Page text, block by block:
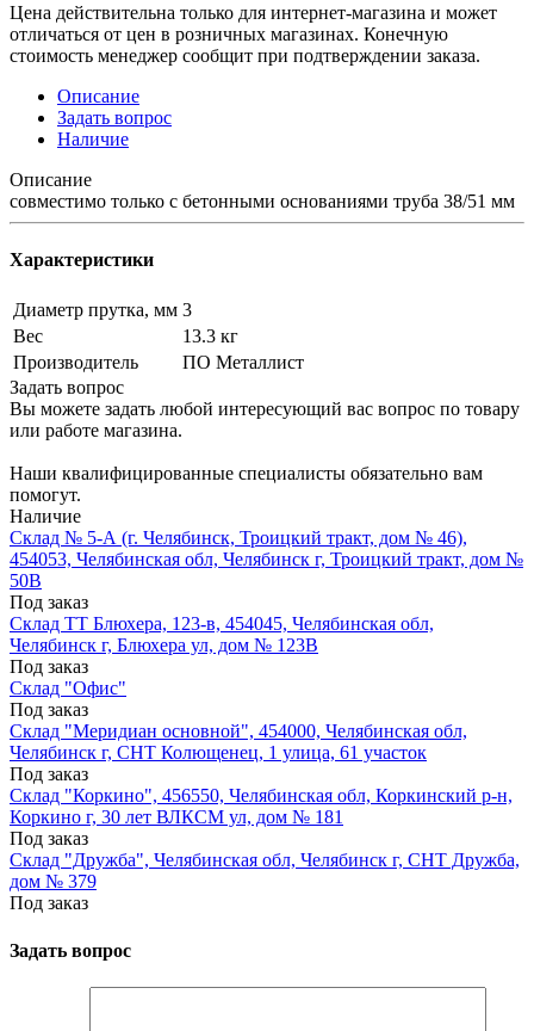
Цена действительна только для интернет-магазина и может
отличаться от цен в розничных магазинах. Конечную
стоимость менеджер сообщит при подтверждении заказа.
Описание
Задать вопрос
Наличие
Описание
совместимо только с бетонными основаниями труба 38/51 мм
Характеристики
Диаметр прутка, мм 3
Вес
13.3 кг
Производитель
ПО Металлист
Задать вопрос
Вы можете задать любой интересующий вас вопрос по товару
или работе магазина.
Наши квалифицированные специалисты обязательно вам
помогут.
Наличие
Склад № 5-А (г. Челябинск, Троицкий тракт, дом № 46),
454053, Челябинская обл, Челябинск г, Троицкий тракт, дом №
50В
Под заказ
Склад ТТ Блюхера, 123-в, 454045, Челябинская обл,
Челябинск г, Блюхера ул, дом № 123В
Под заказ
Склад "Офис"
Под заказ
Склад "Меридиан основной", 454000, Челябинская обл,
Челябинск г, СНТ Колющенец, 1 улица, 61 участок
Под заказ
Склад "Коркино", 456550, Челябинская обл, Коркинский р-н,
Коркино г, 30 лет ВЛКСМ ул, дом № 181
Под заказ
Склад "Дружба", Челябинская обл, Челябинск г, СНТ Дружба,
дом № 379
Под заказ
Задать вопрос